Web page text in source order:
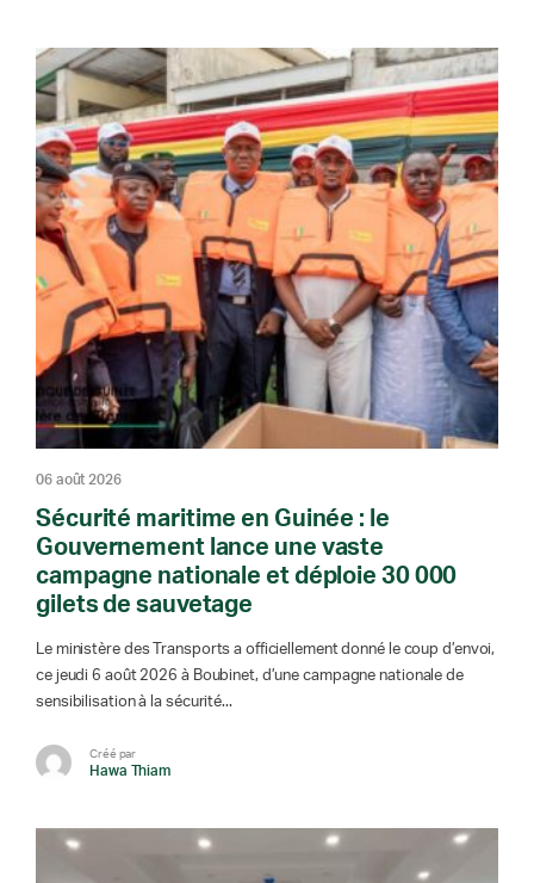
06 août 2026
Sécurité maritime en Guinée : le
Gouvernement lance une vaste
campagne nationale et déploie 30 000
gilets de sauvetage
Le ministère des Transports a officiellement donné le coup d’envoi,
ce jeudi 6 août 2026 à Boubinet, d’une campagne nationale de
sensibilisation à la sécurité...
Créé par
Hawa Thiam